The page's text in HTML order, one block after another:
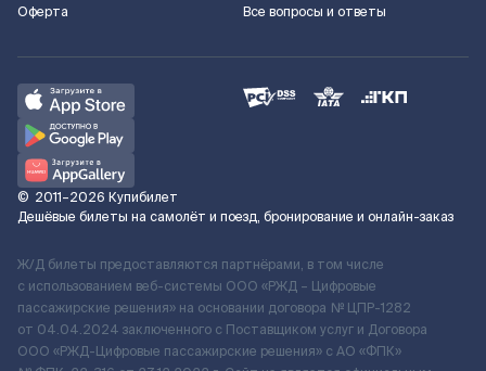
Оферта
Все вопросы и ответы
© 2011–2026 Купибилет
Дешёвые билеты на самолёт и поезд, бронирование и онлайн-заказ
Ж/Д билеты предоставляются партнёрами, в том числе
с использованием веб-системы ООО «РЖД – Цифровые
пассажирские решения» на основании договора № ЦПР-1282
от 04.04.2024 заключенного с Поставщиком услуг и Договора
ООО «РЖД-Цифровые пассажирские решения» c АО «ФПК»